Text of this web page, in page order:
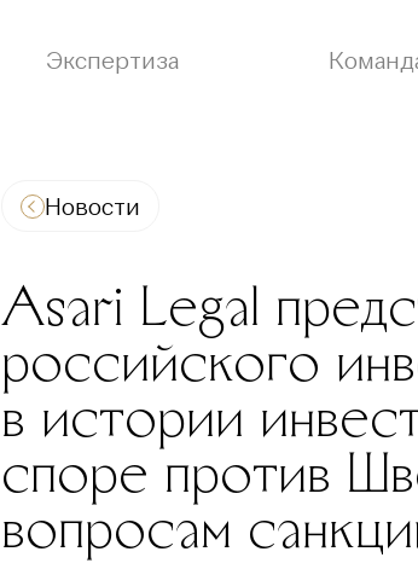
Экспертиза
Новости
Asari Legal
российского
в истории
споре против
вопросам